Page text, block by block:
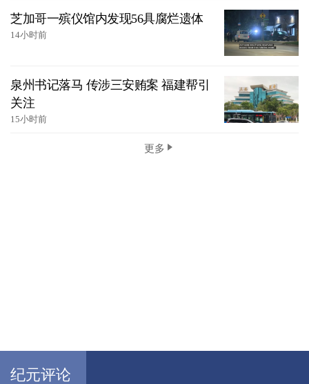
芝加哥一殡仪馆内发现56具腐烂遗体
14小时前
泉州书记落马 传涉三安贿案 福建帮引
关注
15小时前
更多
纪元评论